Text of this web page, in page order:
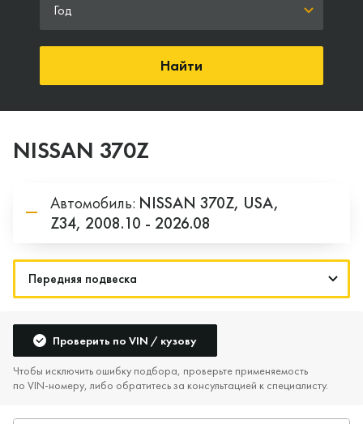
Год
Найти
NISSAN 370Z
Автомобиль: NISSAN 370Z, USA,
Z34, 2008.10 - 2026.08
Проверить по VIN / кузову
Чтобы исключить ошибку подбора, проверьте применяемость
по VIN‑номеру, либо обратитесь за консультацией к специалисту.